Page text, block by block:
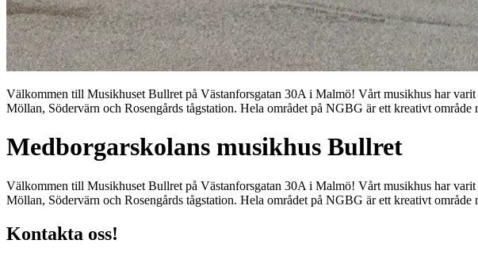
Välkommen till Musikhuset Bullret på Västanforsgatan 30A i Malmö! Vårt musikhus har
Möllan, Södervärn och Rosengårds tågstation. Hela området på NGBG är ett kreativt
Medborgarskolans musikhus Bullret
Välkommen till Musikhuset Bullret på Västanforsgatan 30A i Malmö! Vårt musikhus har
Möllan, Södervärn och Rosengårds tågstation. Hela området på NGBG är ett kreativt
Kontakta oss!